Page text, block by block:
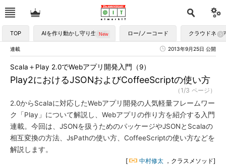
TOP AIを作り動かし守り生かす ロー/ノーコード クラウドネイ
連載 2013年9月25日 公開
Play2におけるJSONおよびCoffeeScriptの使い方
Scala＋Play 2.0でWebアプリ開発入門（9）
（1/3 ページ）
2.0からScalaに対応したWebアプリ開発の人気軽量フレームワー
ク「Play」について解説し、Webアプリの作り方を紹介する入門
連載。今回は、JSONを扱うためのパッケージやJSONとScalaの
相互変換の方法、JsPathの使い方、CoffeeScriptの使い方などを
解説します。
[ 中村修太 ，クラスメソッド]